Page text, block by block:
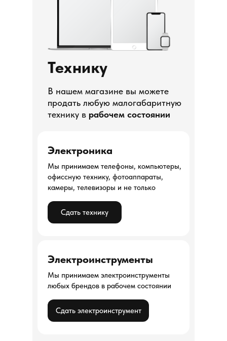
Электроника
Мы принимаем телефоны, компьютеры,
офиссную технику, фотоаппараты,
камеры, телевизоры и не только
Сдать технику
Технику
В нашем магазине вы можете
продать любую малогабаритную
технику в рабочем состоянии
Электроинструменты
Мы принимаем электроинструменты
любых брендов в рабочем состоянии
Сдать электроинструмент